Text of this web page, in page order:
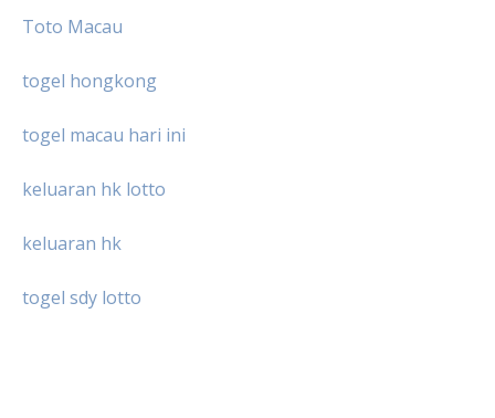
Toto Macau
togel hongkong
togel macau hari ini
keluaran hk lotto
keluaran hk
togel sdy lotto